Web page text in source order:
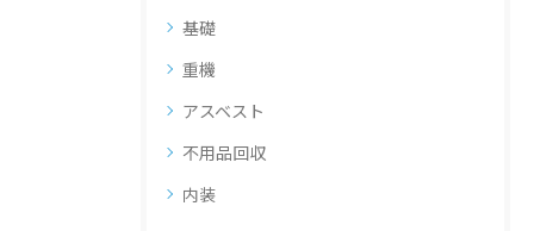
基礎
重機
アスベスト
不用品回収
内装